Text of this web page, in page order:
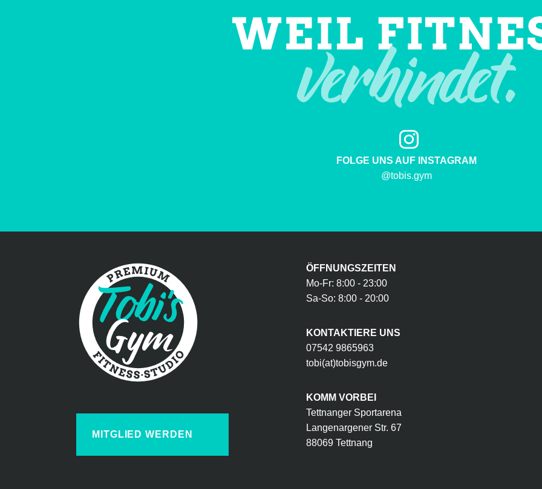
FOLGE UNS AUF INSTAGRAM
@tobis.gym
MITGLIED WERDEN
ÖFFNUNGSZEITEN
Mo-Fr: 8:00 - 23:00
Sa-So: 8:00 - 20:00
KONTAKTIERE UNS
07542 9865963
tobi(at)tobisgym.de
KOMM VORBEI
Tettnanger Sportarena
Langenargener Str. 67
88069 Tettnang